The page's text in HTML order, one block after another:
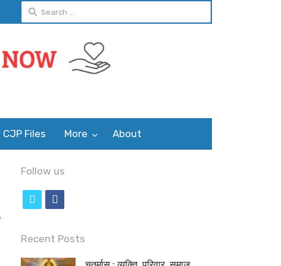
Search
for:
CJP Files More About
Follow us
i
t
c
e
Recent Posts